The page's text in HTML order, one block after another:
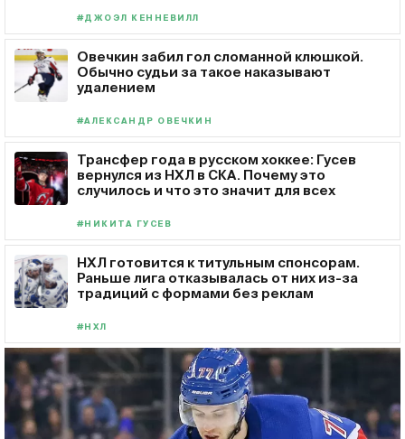
#ДЖОЭЛ КЕННЕВИЛЛ
Овечкин забил гол сломанной клюшкой.
Обычно судьи за такое наказывают
удалением
#АЛЕКСАНДР ОВЕЧКИН
Трансфер года в русском хоккее: Гусев
вернулся из НХЛ в СКА. Почему это
случилось и что это значит для всех
#НИКИТА ГУСЕВ
НХЛ готовится к титульным спонсорам.
Раньше лига отказывалась от них из-за
традиций с формами без реклам
#НХЛ